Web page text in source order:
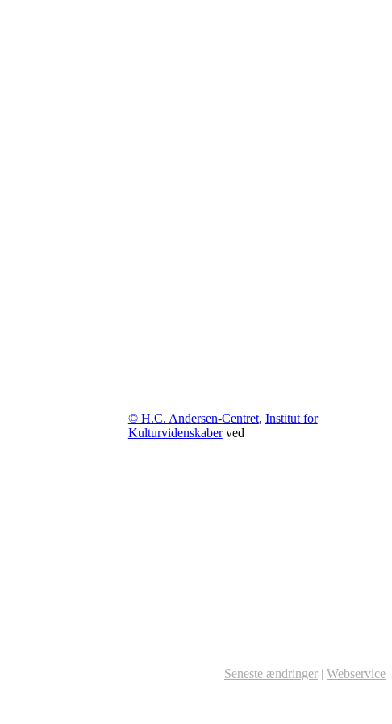
© H.C. Andersen-Centret, Institut for
Kulturvidenskaberved
Seneste ændringer | Webservice